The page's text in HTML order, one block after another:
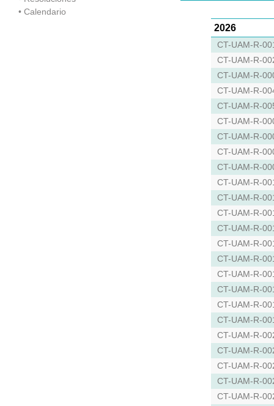
2026
CT-UAM-R-
CT-UAM-R-
CT-UAM-R-
CT-UAM-R-
CT-UAM-R-
CT-UAM-R-
CT-UAM-R-
CT-UAM-R-
CT-UAM-R-
CT-UAM-R-
CT-UAM-R-
CT-UAM-R-
CT-UAM-R-
CT-UAM-R-
CT-UAM-R-
CT-UAM-R-
CT-UAM-R-
CT-UAM-R-
CT-UAM-R-
CT-UAM-R-
CT-UAM-R-
CT-UAM-R-
CT-UAM-R-
CT-UAM-R-